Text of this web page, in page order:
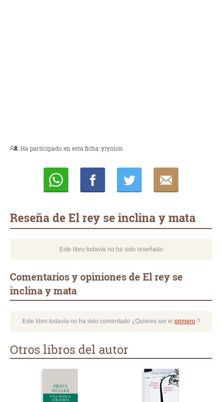
Ha participado en esta ficha:yiyolon
Reseña de El rey se inclina y mata
Este libro todavía no ha sido reseñado
Comentarios y opiniones de El rey se
inclina y mata
Este libro todavía no ha sido comentado ¿Quieres ser el primero?
Otros libros del autor